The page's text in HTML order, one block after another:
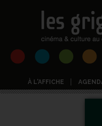
À L'AFFICHE